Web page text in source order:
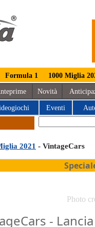
Formula 1 1000 Miglia
Novità
Eventi
2021 - VintageCars
Photo
-